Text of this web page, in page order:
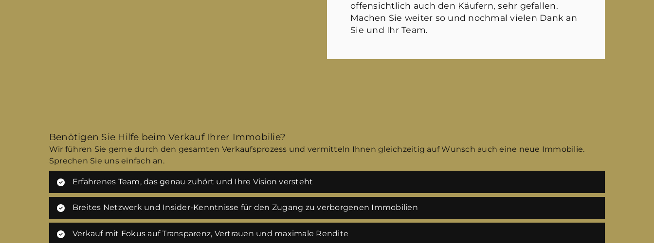
offensichtlich auch den Käufern, sehr gefallen.
Machen Sie weiter so und nochmal vielen Dank an
Sie und Ihr Team.
Benötigen Sie Hilfe beim Verkauf Ihrer Immobilie?
Wir führen Sie gerne durch den gesamten Verkaufsprozess und vermitteln Ihnen gleichzeitig auf Wunsch auch eine neue Immobilie.
Sprechen Sie uns einfach an.
Erfahrenes Team, das genau zuhört und Ihre Vision versteht
Breites Netzwerk und Insider-Kenntnisse für den Zugang zu verborgenen Immobilien
Verkauf mit Fokus auf Transparenz, Vertrauen und maximale Rendite